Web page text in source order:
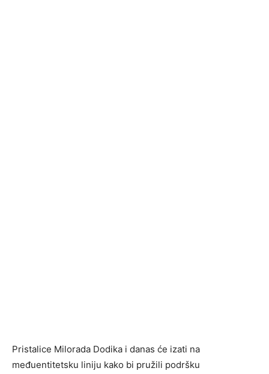
Pristalice Milorada Dodika i danas će izati na
međuentitetsku liniju kako bi pružili podršku